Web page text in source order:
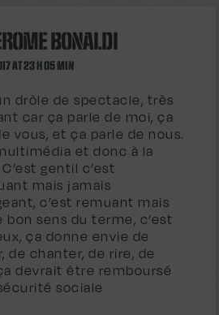
BONALDI
AT 23 H 05 MIN
drôle de spectacle, très
car ça parle de moi, ça
vous, et ça parle de nous.
et donc à la
gentil c’est
mais jamais
c’est remuant mais
bon sens du terme, c’est
ça donne envie de
de chanter, de rire, de
devrait être remboursé
sociale